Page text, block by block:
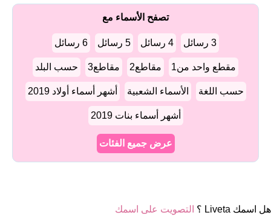
تصفح الأسماء مع
3 رسائل 4 رسائل 5 رسائل 6 رسائل
مقطع واحد من1 مقاطع2 مقاطع3 حسب البلد
حسب اللغة الأسماء الشعبية أشهر أسماء أولاد 2019
أشهر أسماء بنات 2019
عرض جميع الفئات
هل اسمك Liveta ؟ التصويت على اسمك